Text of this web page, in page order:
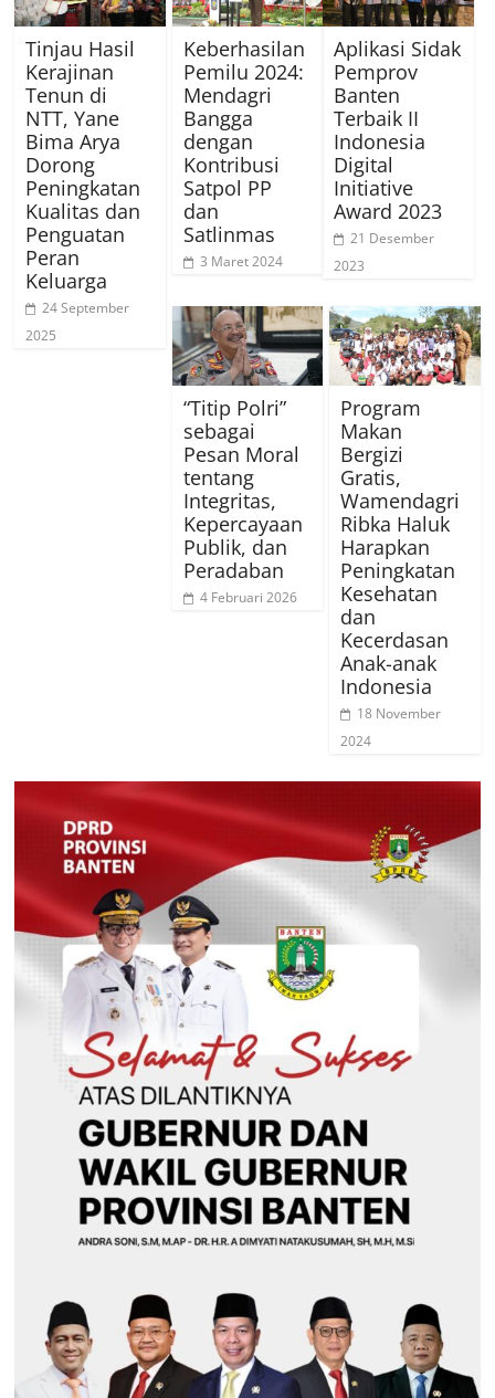
Tinjau Hasil
Kerajinan
Tenun di
NTT, Yane
Bima Arya
Dorong
Peningkatan
Kualitas dan
Penguatan
Peran
Keluarga
24 September
2025
Keberhasilan
Pemilu 2024:
Mendagri
Bangga
dengan
Kontribusi
Satpol PP
dan
Satlinmas
3 Maret 2024
Aplikasi Sidak
Pemprov
Banten
Terbaik II
Indonesia
Digital
Initiative
Award 2023
21 Desember
2023
“Titip Polri”
sebagai
Pesan Moral
tentang
Integritas,
Kepercayaan
Publik, dan
Peradaban
4 Februari 2026
Program
Makan
Bergizi
Gratis,
Wamendagri
Ribka Haluk
Harapkan
Peningkatan
Kesehatan
dan
Kecerdasan
Anak-anak
Indonesia
18 November
2024